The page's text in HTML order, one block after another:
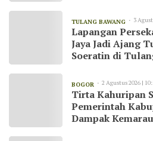
TULANG BAWANG 3
Lapangan
Jaya Jadi Ajang
Soeratin di
BOGOR 2 Agustus 2026 |
Tirta Kahuripan
Pemerintah
Dampak Kemarau